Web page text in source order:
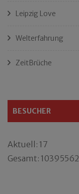
Leipzig Love
Welterfahrung
ZeitBrüche
BESUCHER
Aktuell: 17
Gesamt: 10395562